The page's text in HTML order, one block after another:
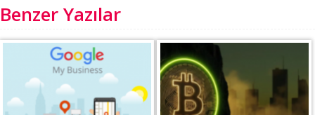
Benzer Yazılar